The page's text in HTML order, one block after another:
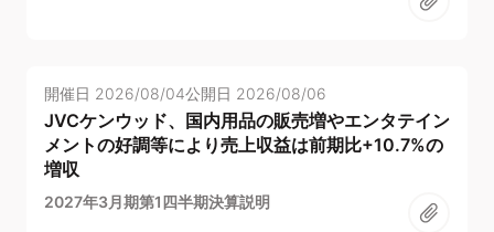
開催日 2026/08/04公開日 2026/08/06
JVCケンウッド、国内用品の販売増やエンタテイン
メントの好調等により売上収益は前期比+10.7%の
増収
2027年3月期第1四半期決算説明